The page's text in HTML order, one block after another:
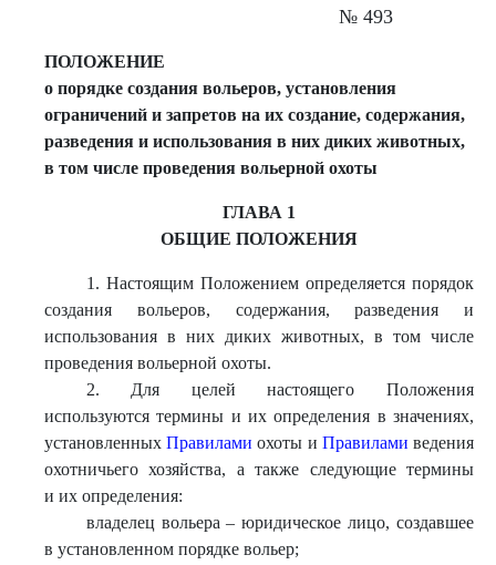
№ 493
ПОЛОЖЕНИЕ
о порядке создания вольеров, установления
ограничений и запретов на их создание, содержания,
разведения и использования в них диких животных,
в том числе проведения вольерной охоты
ГЛАВА 1
ОБЩИЕ ПОЛОЖЕНИЯ
1. Настоящим Положением определяется порядок
создания вольеров, содержания, разведения и
использования в них диких животных, в том числе
проведения вольерной охоты.
2. Для целей настоящего Положения
используются термины и их определения в значениях,
установленныхПравилами охоты и Правилами ведения
охотничьего хозяйства, а также следующие термины
и их определения:
владелец вольера – юридическое лицо, создавшее
в установленном порядке вольер;